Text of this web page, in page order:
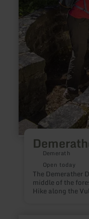
Demerath
Open today
The Demerather
middle of the
Hike along the